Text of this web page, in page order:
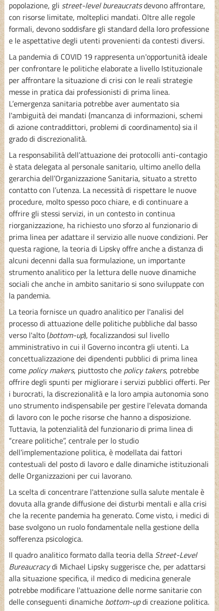
popolazione, gli street-level bureaucratsdevono affrontare,
con risorse limitate, molteplici mandati. Oltre alle regole
formali, devono soddisfare gli standard della loro professione
e le aspettative degli utenti provenienti da contesti diversi.
La pandemia di COVID 19 rappresenta un'opportunità ideale
per confrontare le politiche elaborate a livello Istituzionale
per affrontare la situazione di crisi con le reali strategie
messe in pratica dai professionisti di prima linea.
L’emergenza sanitaria potrebbe aver aumentato sia
l'ambiguità dei mandati (mancanza di informazioni, schemi
di azione contraddittori, problemi di coordinamento) sia il
grado di discrezionalità.
La responsabilità dell’attuazione dei protocolli anti-contagio
è stata delegata al personale sanitario, ultimo anello della
gerarchia dell’Organizzazione Sanitaria, situato a stretto
contatto con l’utenza. La necessità di rispettare le nuove
procedure, molto spesso poco chiare, e di continuare a
offrire gli stessi servizi, in un contesto in continua
riorganizzazione, ha richiesto uno sforzo al funzionario di
prima linea per adattare il servizio alle nuove condizioni. Per
questa ragione, la teoria di Lipsky offre anche a distanza di
alcuni decenni dalla sua formulazione, un importante
strumento analitico per la lettura delle nuove dinamiche
sociali che anche in ambito sanitario si sono sviluppate con
la pandemia.
La teoria fornisce un quadro analitico per l'analisi del
processo di attuazione delle politiche pubbliche dal basso
verso l'alto (bottom-up), focalizzandosi sul livello
amministrativo in cui il Governo incontra gli utenti. La
concettualizzazione dei dipendenti pubblici di prima linea
come policy makers, piuttosto che policy takers, potrebbe
offrire degli spunti per migliorare i servizi pubblici offerti. Per
i burocrati, la discrezionalità e la loro ampia autonomia sono
uno strumento indispensabile per gestire l'elevata domanda
di lavoro con le poche risorse che hanno a disposizione.
Tuttavia, la potenzialità del funzionario di prima linea di
“creare politiche”, centrale per lo studio
dell’implementazione politica, è modellata dai fattori
contestuali del posto di lavoro e dalle dinamiche istituzionali
delle Organizzazioni per cui lavorano.
La scelta di concentrare l'attenzione sulla salute mentale è
dovuta alla grande diffusione dei disturbi mentali e alla crisi
che la recente pandemia ha generato. Come visto, i medici di
base svolgono un ruolo fondamentale nella gestione della
sofferenza psicologica.
Il quadro analitico formato dalla teoria della Street-Level
Bureaucracydi Michael Lipsky suggerisce che, per adattarsi
alla situazione specifica, il medico di medicina generale
potrebbe modificare l'attuazione delle norme sanitarie con
delle conseguenti dinamiche bottom-updi creazione politica.